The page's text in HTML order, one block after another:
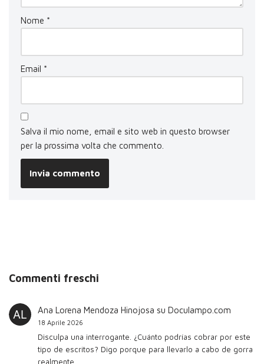
Nome *
Email *
Salva il mio nome, email e sito web in questo browser
per la prossima volta che commento.
Commenti freschi
Ana Lorena Mendoza Hinojosa su Doculampo.com
18 Aprile 2026
Disculpa una interrogante. ¿Cuánto podrías cobrar por este
tipo de escritos? Digo porque para llevarlo a cabo de gorra
realmente…